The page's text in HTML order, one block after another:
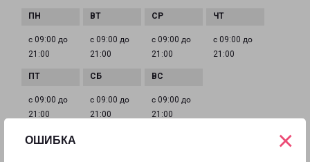
ОШИБКА ×
с 09:00 до
21:00
с 09:00 до
21:00
с 09:00 до
21:00
с 09:00 до
21:00
с 09:00 до
21:00
с 09:00 до
21:00
с 09:00 до
21:00